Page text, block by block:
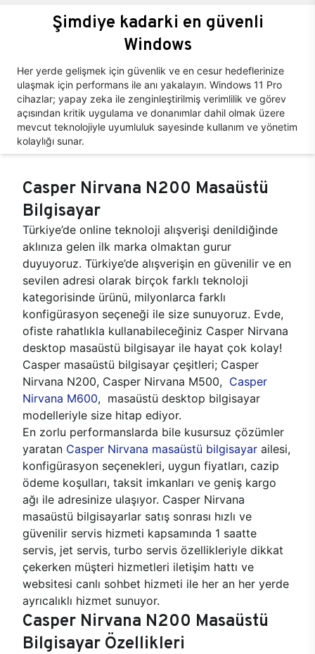
Şimdiye kadarki en güvenli
Windows
Her yerde gelişmek için güvenlik ve en cesur hedeflerinize
ulaşmak için performans ile anı yakalayın. Windows 11 Pro
cihazlar; yapay zeka ile zenginleştirilmiş verimlilik ve görev
açısından kritik uygulama ve donanımlar dahil olmak üzere
mevcut teknolojiyle uyumluluk sayesinde kullanım ve yönetim
kolaylığı sunar.
Casper Nirvana N200 Masaüstü
Bilgisayar
Türkiye’de online teknoloji alışverişi denildiğinde
aklınıza gelen ilk marka olmaktan gurur
duyuyoruz. Türkiye’de alışverişin en güvenilir ve en
sevilen adresi olarak birçok farklı teknoloji
kategorisinde ürünü, milyonlarca farklı
konfigürasyon seçeneği ile size sunuyoruz. Evde,
ofiste rahatlıkla kullanabileceğiniz Casper Nirvana
desktop masaüstü bilgisayar ile hayat çok kolay!
Casper masaüstü bilgisayar çeşitleri; Casper
Nirvana N200, Casper Nirvana M500, Casper
Nirvana M600, masaüstü desktop bilgisayar
modelleriyle size hitap ediyor.
En zorlu performanslarda bile kusursuz çözümler
yaratan Casper Nirvana masaüstü bilgisayar ailesi,
konfigürasyon seçenekleri, uygun fiyatları, cazip
ödeme koşulları, taksit imkanları ve geniş kargo
ağı ile adresinize ulaşıyor. Casper Nirvana
masaüstü bilgisayarlar satış sonrası hızlı ve
güvenilir servis hizmeti kapsamında 1 saatte
servis, jet servis, turbo servis özellikleriyle dikkat
çekerken müşteri hizmetleri iletişim hattı ve
websitesi canlı sohbet hizmeti ile her an her yerde
ayrıcalıklı hizmet sunuyor.
Casper Nirvana N200 Masaüstü
Bilgisayar Özellikleri